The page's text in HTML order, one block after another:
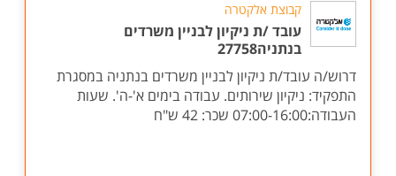
קבוצת אלקטרה
עובד /ת ניקיון לבניין משרדים
בנתניה27758
דרוש/ה עובד/ת ניקיון לבניין משרדים בנתניה במסגרת
התפקיד: ניקיון שירותים. עבודה בימים א'-ה'. שעות
העבודה:07:00-16:00 שכר: 42 ש"ח